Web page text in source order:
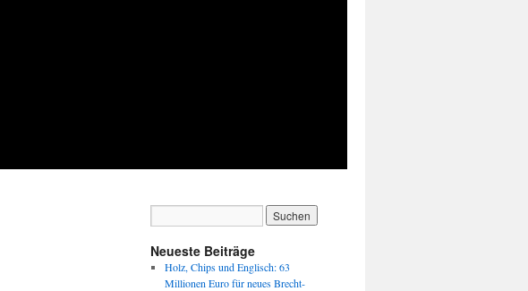
Neueste Beiträge
Holz, Chips und Englisch: 63
Millionen Euro für neues Brecht-